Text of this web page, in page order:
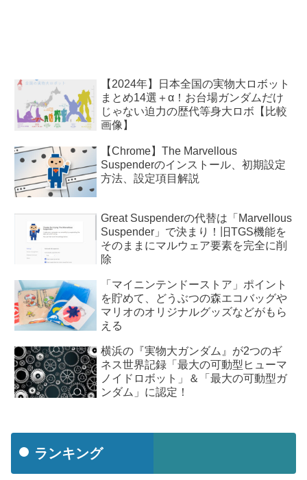
【2024年】日本全国の実物大ロボット
まとめ14選＋α！お台場ガンダムだけ
じゃない迫力の歴代等身大ロボ【比較
画像】
【Chrome】The Marvellous
Suspenderのインストール、初期設定
方法、設定項目解説
Great Suspenderの代替は「Marvellous
Suspender」で決まり！旧TGS機能を
そのままにマルウェア要素を完全に削
除
「マイニンテンドーストア」ポイント
を貯めて、どうぶつの森エコバッグや
マリオのオリジナルグッズなどがもら
える
横浜の『実物大ガンダム』が2つのギ
ネス世界記録「最大の可動型ヒューマ
ノイドロボット」＆「最大の可動型ガ
ンダム」に認定！
ランキング